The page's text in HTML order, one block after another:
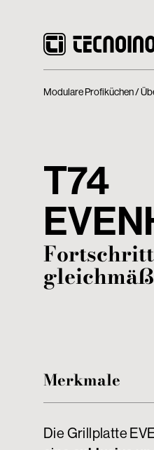
Modulare Profiküchen
T74
Merkmale
Die Grillplatte